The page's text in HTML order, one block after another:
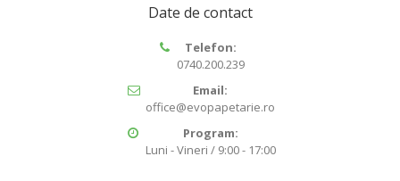
Date de contact
Telefon:
0740.200.239
Email:
office@evopapetarie.ro
Program:
Luni - Vineri / 9:00 - 17:00